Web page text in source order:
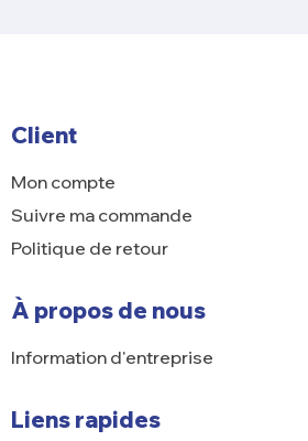
Client
Mon compte
Suivre ma commande
Politique de retour
À propos de nous
Information d'entreprise
Liens rapides